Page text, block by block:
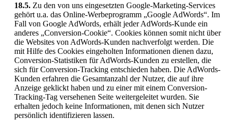
18.5. Zu den von uns eingesetzten Google-Marketing-Services
gehört u.a. das Online-Werbeprogramm „Google AdWords“. Im
Fall von Google AdWords, erhält jeder AdWords-Kunde ein
anderes „Conversion-Cookie“. Cookies können somit nicht über
die Websites von AdWords-Kunden nachverfolgt werden. Die
mit Hilfe des Cookies eingeholten Informationen dienen dazu,
Conversion-Statistiken für AdWords-Kunden zu erstellen, die
sich für Conversion-Tracking entschieden haben. Die AdWords-
Kunden erfahren die Gesamtanzahl der Nutzer, die auf ihre
Anzeige geklickt haben und zu einer mit einem Conversion-
Tracking-Tag versehenen Seite weitergeleitet wurden. Sie
erhalten jedoch keine Informationen, mit denen sich Nutzer
persönlich identifizieren lassen.